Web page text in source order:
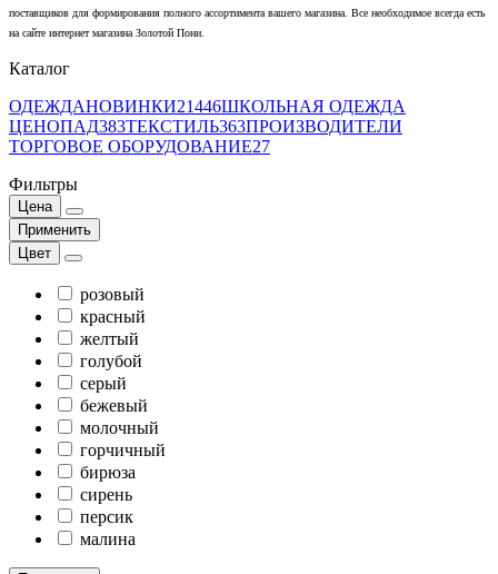
поставщиков для формирования полного ассортимента вашего магазина. Все необходимое всегда есть
на сайте интернет магазина Золотой Пони.
Каталог
ОДЕЖДАНОВИНКИ21446ШКОЛЬНАЯ ОДЕЖДА
ЦЕНОПАД383ТЕКСТИЛЬ363ПРОИЗВОДИТЕЛИ
ТОРГОВОЕ ОБОРУДОВАНИЕ27
Фильтры
Цена
Применить
Цвет
розовый
красный
желтый
голубой
серый
бежевый
молочный
горчичный
бирюза
сирень
персик
малина